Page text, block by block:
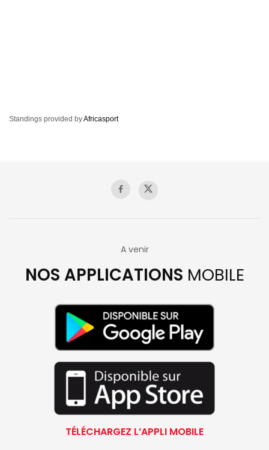
Standings provided byAfricasport
A venir
NOS APPLICATIONS MOBILE
TÉLÉCHARGEZ L’APPLI MOBILE